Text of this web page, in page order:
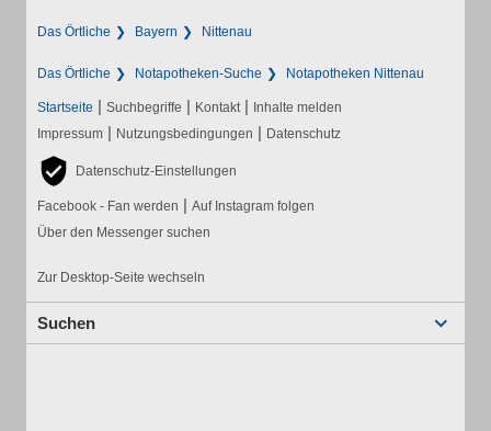
Das Örtliche Bayern Nittenau
Das Örtliche Notapotheken-Suche Notapotheken Nittenau
Startseite | Suchbegriffe | Kontakt | Inhalte melden
Impressum | Nutzungsbedingungen | Datenschutz
Datenschutz-Einstellungen
Facebook - Fan werden | Auf Instagram folgen
Über den Messenger suchen
Zur Desktop-Seite wechseln
Suchen